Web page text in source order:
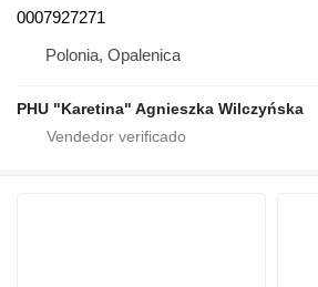
0007927271
Polonia, Opalenica
PHU "Karetina" Agnieszka Wilczyńska